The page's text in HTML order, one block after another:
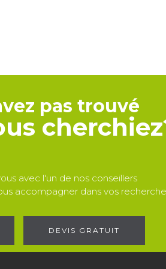
pas trouvé
avec l'un de nos conseillers
accompagner dans vos
DEVIS GRATUIT